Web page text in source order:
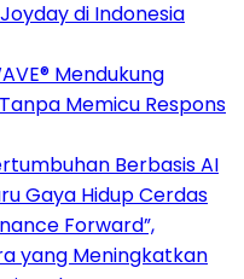
di Indonesia
Mendukung
Memicu Respons
Berbasis AI
Gaya Hidup Cerdas
Forward”,
yang Meningkatkan